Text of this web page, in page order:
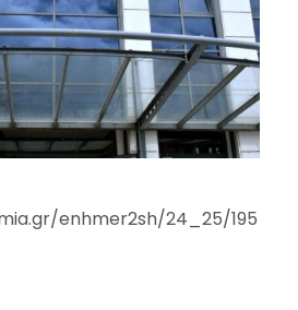
enhmer2sh/24_25/195